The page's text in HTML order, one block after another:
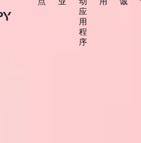
应
用
程
序